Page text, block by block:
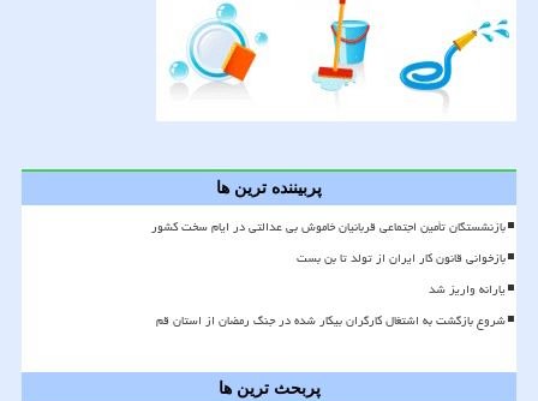
پربیننده ترین ها
بازنشستگان تأمین اجتماعی قربانیان خاموش بی عدالتی در ایام سخت کشور
بازخوانی قانون کار ایران از تولد تا بن بست
یارانه واریز شد
شروع بازگشت به اشتغال کارگران بیکار شده در جنگ رمضان از استان قم
پربحث ترین ها